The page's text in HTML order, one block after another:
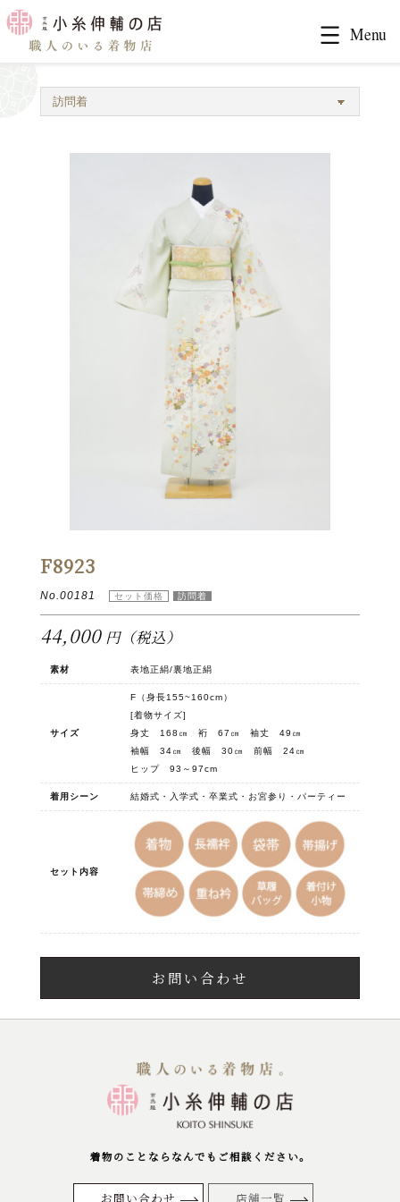
F8923
No.00181
44,000円（税込）
素材 表地正絹/裏地正絹
サイズ
F（身長155~160cm）
[着物サイズ]
身丈 168㎝ 裄 67㎝ 袖丈 49㎝
袖幅 34㎝ 後幅 30㎝ 前幅 24㎝
ヒップ 93～97cm
着用シーン 結婚式・入学式・卒業式・お宮参り・パーティー
セット内容
お問い合わせ
着物のことならなんでもご相談ください。
お問い合わせ 店舗一覧